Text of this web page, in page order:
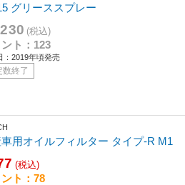
グリーススプレー
(税込)
ト：123
：2019年頃発売
数終了
用オイルフィルター タイプ-R M1
(税込)
ト：78